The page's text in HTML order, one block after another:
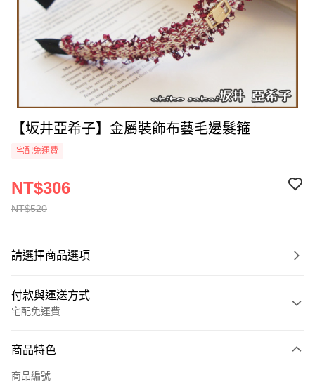
【坂井亞希子】金屬裝飾布藝毛邊髮箍
宅配免運費
NT$520
NT$306
請選擇商品選項
付款與運送方式
宅配免運費
全家線上支付
商品特色
商品編號